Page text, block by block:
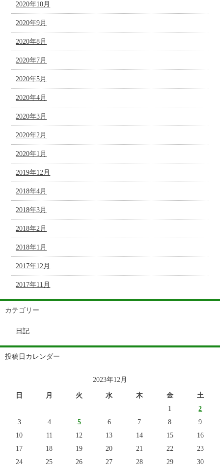
2020年10月
2020年9月
2020年8月
2020年7月
2020年5月
2020年4月
2020年3月
2020年2月
2020年1月
2019年12月
2018年4月
2018年3月
2018年2月
2018年1月
2017年12月
2017年11月
カテゴリー
日記
投稿日カレンダー
2023年12月
日 月 火 水 木 金
土
1
2
3
4 5 6 7 8
9
10
11 12 13 14 15
16
17
18 19 20 21 22
23
24
25 26 27 28 29 30